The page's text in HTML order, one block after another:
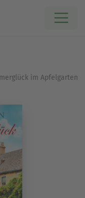
im Apfelgarten